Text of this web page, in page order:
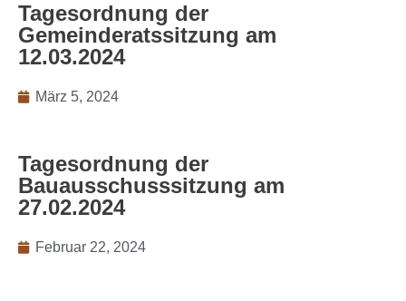
Tagesordnung der
Gemeinderatssitzung am
12.03.2024
März 5, 2024
Tagesordnung der
Bauausschusssitzung am
27.02.2024
Februar 22, 2024